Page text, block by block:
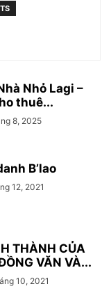
Nhỏ Lagi –
thuê...
8, 2025
B’lao
12, 2021
THÀNH CỦA
VĂN VÀ...
10, 2021